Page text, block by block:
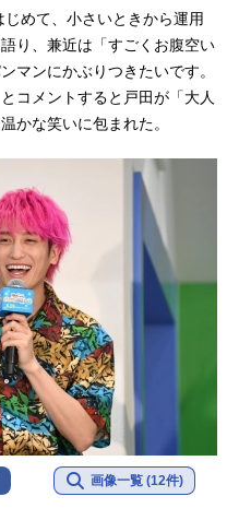
めて、小さいときから運用
り、兼近は「すごくお腹空い
マンにかぶりつきたいです。
コメントすると戸田が「大人
かな笑いに包まれた。
画像一覧 (12件)